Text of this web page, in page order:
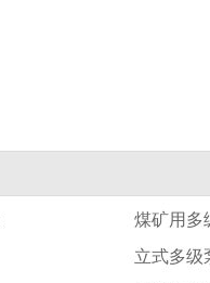
煤矿用多
立式多级